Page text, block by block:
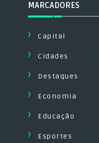
MARCADORES
Capital
Cidades
Destaques
Economia
Educação
Esportes